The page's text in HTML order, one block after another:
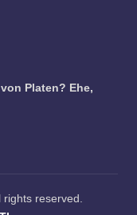
Platen? Ehe,
rights reserved.